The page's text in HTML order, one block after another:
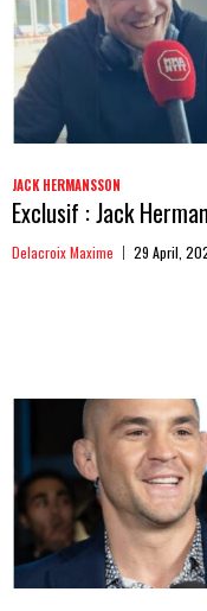
JACK HERMANSSON
Exclusif : Jack
Delacroix Maxime 29 April,